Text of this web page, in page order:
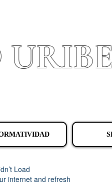
Load
internet and refresh